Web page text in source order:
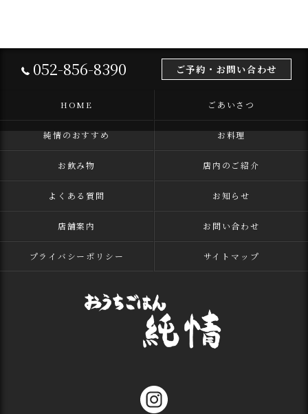
052-856-8390 ご予約・お問い合わせ
HOME ごあいさつ
純情のおすすめ お料理
お飲み物 店内のご紹介
よくある質問 お知らせ
店舗案内 お問い合わせ
プライバシーポリシー サイトマップ